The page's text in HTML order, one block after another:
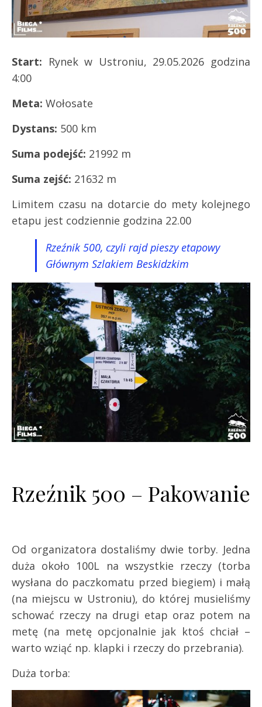
Start: Rynek w Ustroniu, 29.05.2026 godzina
4:00
Meta: Wołosate
Dystans: 500 km
Suma podejść: 21992 m
Suma zejść: 21632 m
Limitem czasu na dotarcie do mety kolejnego
etapu jest codziennie godzina 22.00
Rzeźnik 500, czyli rajd pieszy etapowy
Głównym Szlakiem Beskidzkim
Rzeźnik 500 – Pakowanie
Od organizatora dostaliśmy dwie torby. Jedna
duża około 100L na wszystkie rzeczy (torba
wysłana do paczkomatu przed biegiem) i małą
(na miejscu w Ustroniu), do której musieliśmy
schować rzeczy na drugi etap oraz potem na
metę (na metę opcjonalnie jak ktoś chciał –
warto wziąć np. klapki i rzeczy do przebrania).
Duża torba: